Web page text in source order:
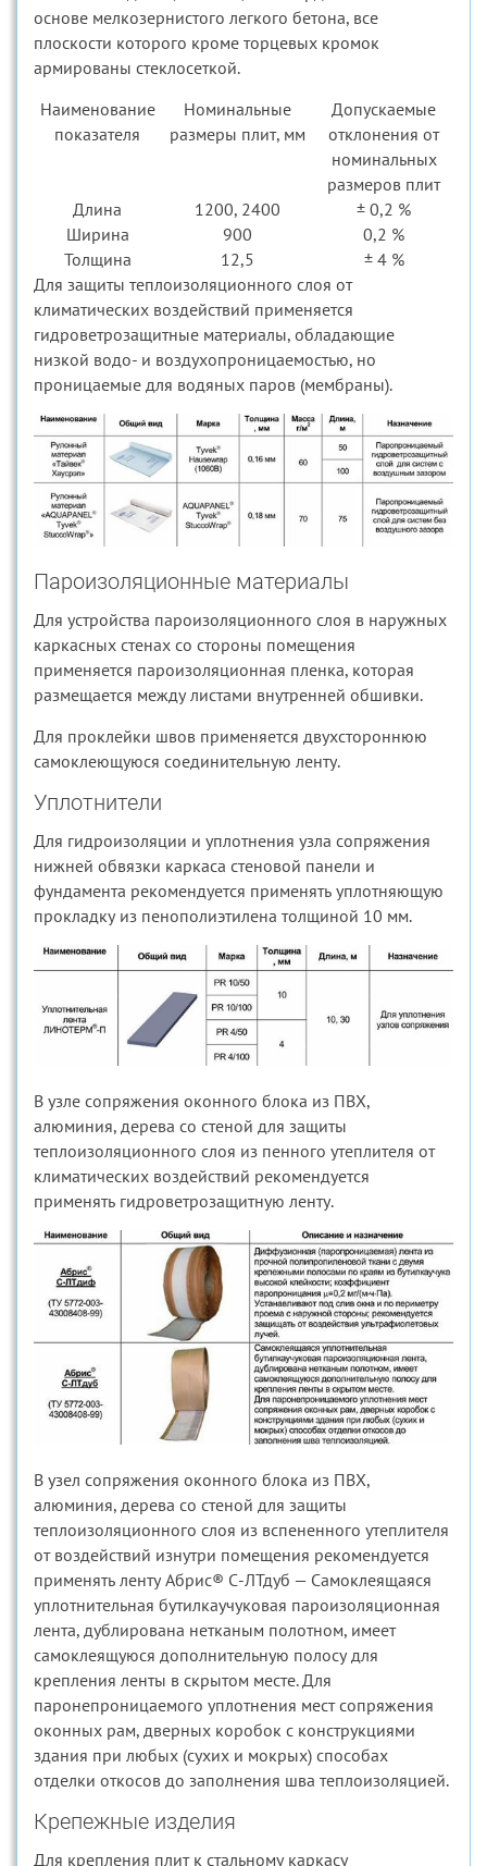
основе мелкозернистого легкого бетона, все
плоскости которого кроме торцевых кромок
армированы стеклосеткой.
Наименование
показателя
Номинальные
размеры плит, мм
Допускаемые
отклонения от
номинальных
размеров плит
Длина
1200, 2400
± 0,2 %
Ширина
900
0,2 %
Толщина
12,5
± 4 %
Для защиты теплоизоляционного слоя от
климатических воздействий применяется
гидроветрозащитные материалы, обладающие
низкой водо- и воздухопроницаемостью, но
проницаемые для водяных паров (мембраны).
Пароизоляционные материалы
Для устройства пароизоляционного слоя в наружных
каркасных стенах со стороны помещения
применяется пароизоляционная пленка, которая
размещается между листами внутренней обшивки.
Для проклейки швов применяется двухстороннюю
самоклеющуюся соединительную ленту.
Уплотнители
Для гидроизоляции и уплотнения узла сопряжения
нижней обвязки каркаса стеновой панели и
фундамента рекомендуется применять уплотняющую
прокладку из пенополиэтилена толщиной 10 мм.
В узле сопряжения оконного блока из ПВХ,
алюминия, дерева со стеной для защиты
теплоизоляционного слоя из пенного утеплителя от
климатических воздействий рекомендуется
применять гидроветрозащитную ленту.
В узел сопряжения оконного блока из ПВХ,
алюминия, дерева со стеной для защиты
теплоизоляционного слоя из вспененного утеплителя
от воздействий изнутри помещения рекомендуется
применять ленту Абрис® С-ЛТдуб — Самоклеящаяся
уплотнительная бутилкаучуковая пароизоляционная
лента, дублирована нетканым полотном, имеет
самоклеящуюся дополнительную полосу для
крепления ленты в скрытом месте. Для
паронепроницаемого уплотнения мест сопряжения
оконных рам, дверных коробок с конструкциями
здания при любых (сухих и мокрых) способах
отделки откосов до заполнения шва теплоизоляцией.
Крепежные изделия
Для крепления плит к стальному каркасу